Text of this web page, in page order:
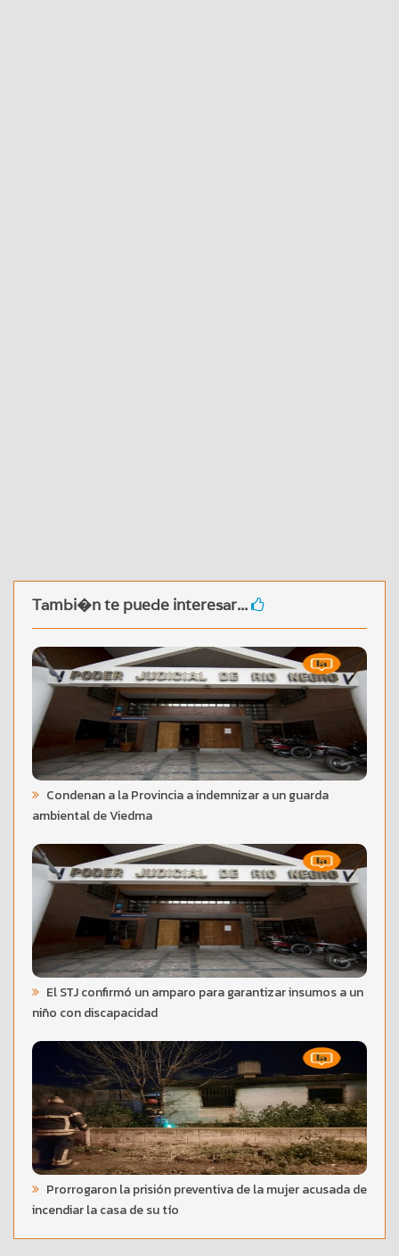
Tambi�n te puede interesar...
Condenan a la Provincia a indemnizar a un guarda
ambiental de Viedma
El STJ confirmó un amparo para garantizar insumos a un
niño con discapacidad
Prorrogaron la prisión preventiva de la mujer acusada de
incendiar la casa de su tío